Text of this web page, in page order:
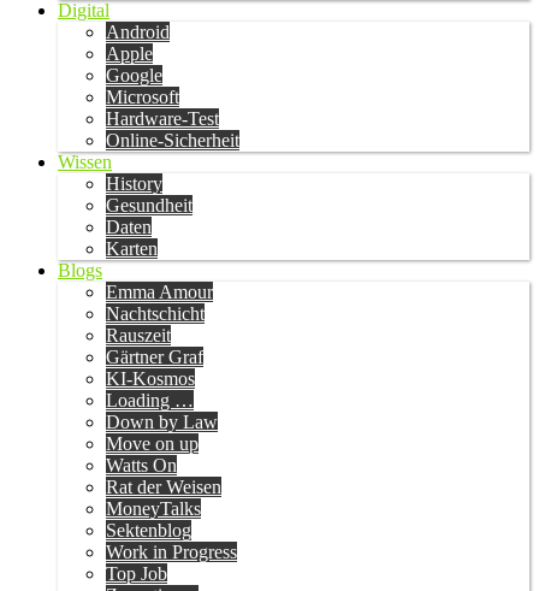
Digital
Android
Apple
Google
Microsoft
Hardware-Test
Online-Sicherheit
Wissen
History
Gesundheit
Daten
Karten
Blogs
Emma Amour
Nachtschicht
Rauszeit
Gärtner Graf
KI-Kosmos
Loading …
Down by Law
Move on up
Watts On
Rat der Weisen
MoneyTalks
Sektenblog
Work in Progress
Top Job